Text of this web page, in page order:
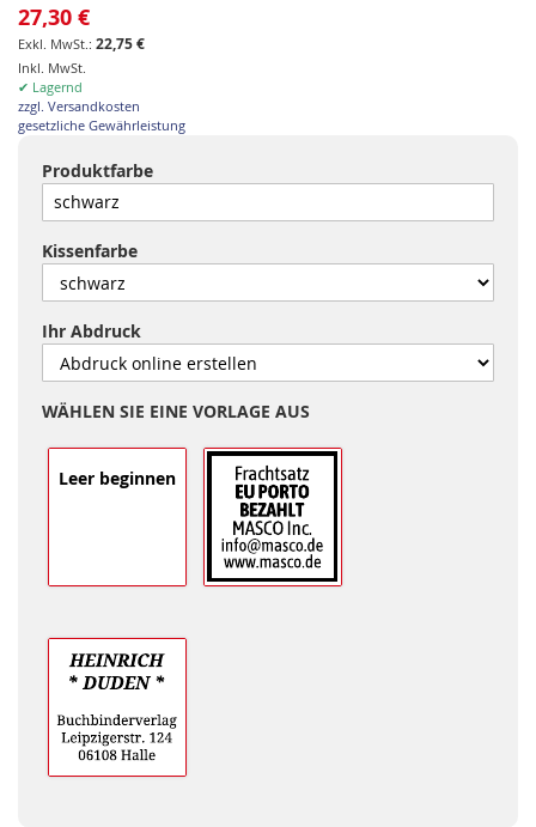
der
Bildgalerie
springen
27,30 €
22,75 €
Inkl. MwSt.
✔ Lagernd
zzgl. Versandkosten
gesetzliche Gewährleistung
Produktfarbe
Kissenfarbe
Ihr Abdruck
WÄHLEN SIE EINE VORLAGE AUS
Leer beginnen